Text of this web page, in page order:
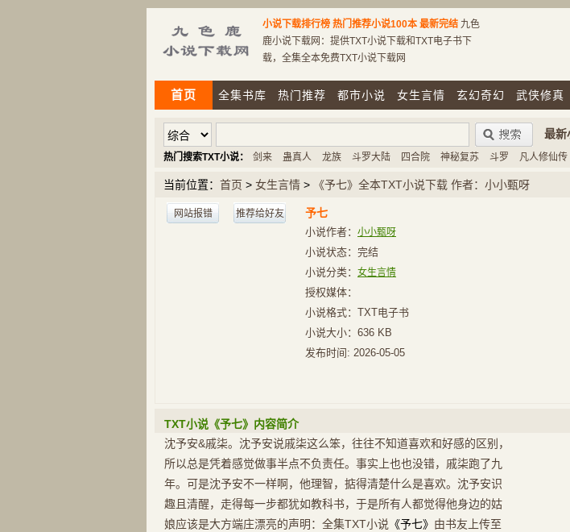
小说下载排行榜 热门推荐小说100本 最新完结 九色
鹿小说下载网：提供TXT小说下载和TXT电子书下
载，全集全本免费TXT小说下载网
首页 全集书库 热门推荐 都市小说 女生言情 玄幻奇幻 武侠修真
最新
热门搜索TXT小说： 剑来 蛊真人 龙族 斗罗大陆 四合院 神秘复苏 斗罗 凡人修仙传
当前位置： 首页 > 女生言情 > 《予七》全本TXT小说下载 作者：小小甄呀
网站报错 推荐给好友 予七
小说作者： 小小甄呀
小说状态： 完结
小说分类： 女生言情
授权媒体：
小说格式：TXT电子书
小说大小： 636 KB
发布时间: 2026-05-05
TXT小说《予七》内容简介
沈予安&戚柒。沈予安说戚柒这么笨，往往不知道喜欢和好感的区别，
所以总是凭着感觉做事半点不负责任。事实上也也没错，戚柒跑了九
年。可是沈予安不一样啊，他理智，掂得清楚什么是喜欢。沈予安识
趣且清醒，走得每一步都犹如教科书，于是所有人都觉得他身边的姑
娘应该是大方端庄漂亮的声明：全集TXT小说 《予七》 由书友上传至